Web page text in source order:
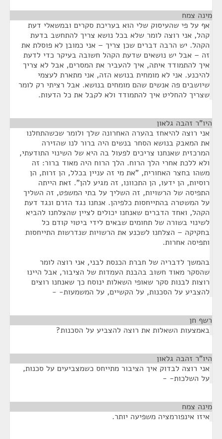
מינה צמח
אף על פי שהעיסוק שלי הוא בעריכת סקרים ובמשאלי דעת
קהל, אני רוצה לומר שלא בכל נושא צריך להתחשב בדעת
הקהל. יש הרבה דברים שכן צריך – אני כמובן לא פוסלת את
זה – אבל יש נושאים שדעת הקהל חשובה בעיקר כדי לדעת
איך להתמודד איתה, איך להעביר את המסרים, אבל לא צריך
להיכנע. אני לא מומחית בנושא הזה, אני מתארת לעצמי
שיושבים פה אנשים שהם מומחים בנושא. אבל רציתי רק לומר
שצריך להחליט איך להתמודד ולא לקבל את כל הדעות.
היו"ר זהבה גלאון
אני רוצה להיאחז בהערה האחרונה שלך ולומר שכשהתחלנו
את המאבק בנושא הסחר בנשים היה ברור לנו שהזירה
המרכזית שאנחנו צריכים לפעול בה היא של השינוי התודעתי,
ולא ללכת אחרי הלך הרוח. הלך הרוח היה מאוד ברור: זה
משהו בחצר האחורית, "את מי זה עניין בכלל, הן זרות, הן
רוסיות, הן ידעו, הן התכוונו, זה מגיע להן". זאת הייתה
התפיסה של הרשויות, זה השליך על בתי המשפט, זה השליך
על המשטרה בהתייחסות כלפיהן. אנחנו נגד הזרם ונגד דעת
הקהל, ואחד הדברים שאנחנו יכולים לציין שהצלחנו להביא
לשינוי בשורה של תחומים שבאים לידי ביטוי קודם כל
בחקיקה – הצלחנו לשכנע את הרשויות שנדרשות התייחסות
ותפיסה אחרות.
בהמשך לדבריה של חברת הכנסת לבני, אני רוצה לומר
שהסקר מאוד חשוב בהבנת העמדות של הציבור, אבל היינו
רוצות לבנות סקר שאופי השאלות ינוסח כך שאנחנו רוצים
להצביע על הסכנות, על הקשיים, על המשמעות- -
רשף חן
באמצעות השאלות את רוצה להצביע על הסכנות?
היו"ר זהבה גלאון
אני רוצה לבדוק איך הציבור מתייחס כשמצביעים על סכנות,
על השלכות- -
מינה צמח
איזו אינפורמציה משפיעה יותר.